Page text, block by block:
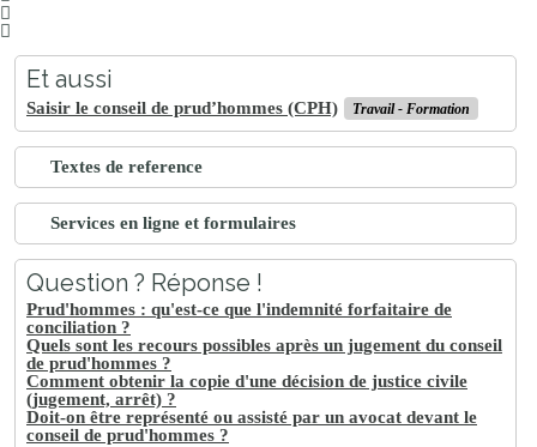
Et aussi
Saisir le conseil de prud’hommes (CPH) Travail - Formation
Textes de reference
Services en ligne et formulaires
Question ? Réponse !
Prud'hommes : qu'est-ce que l'indemnité forfaitaire de
conciliation ?
Quels sont les recours possibles après un jugement du conseil
de prud'hommes ?
Comment obtenir la copie d'une décision de justice civile
(jugement, arrêt) ?
Doit-on être représenté ou assisté par un avocat devant le
conseil de prud'hommes ?